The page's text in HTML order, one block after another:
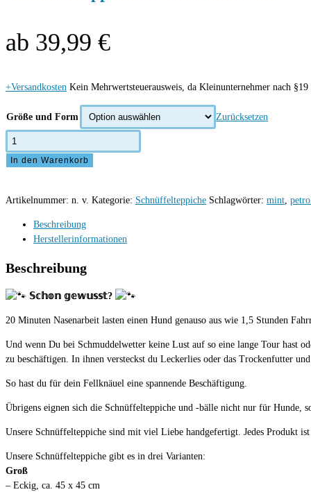
ab 39,99 €
+Versandkosten Kein Mehrwertsteuerausweis, da Kleinunternehmer nach
Größe und Form
Zurücksetzen
Schnüffelteppich
in
Petrol
Mint
In den Warenkorb
Artikelnummer: n. v. Kategorie: Schnüffelteppiche Schlagwörter: mint,
Beschreibung
Herstellerinformationen
Beschreibung
𝕊𝕔𝕙𝕠𝕟 𝕘𝕖𝕨𝕦𝕤𝕤𝕥?
20 Minuten Nasenarbeit lasten einen Hund genauso aus wie 1,5 Stunden
Und wenn Du bei Schmuddelwetter keine Lust auf so eine lange Tour hast
zu beschäftigen. In ihnen versteckst du Leckerlies oder das Trockenfutter
So hast du für dein Fellknäuel eine spannende Beschäftigung.
Übrigens eignen sich die Schnüffelteppiche und -bälle nicht nur für Hunde,
Unsere Schnüffelteppiche sind mit viel Liebe handgefertigt. Jedes Produkt
Unsere Schnüffelteppiche gibt es in drei Varianten:
Groß
– Eckig, ca. 45 x 45 cm